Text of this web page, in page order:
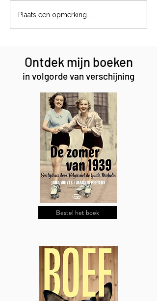
Het jachtinstinct van een
podenco
Plaats een opmerking...
Ontdek mijn boeken
in volgorde van verschijning
Bestel het boek